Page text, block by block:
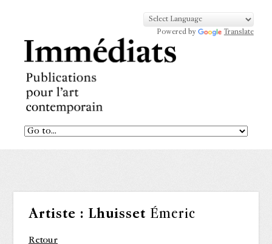
Powered by Translate
Artiste : Lhuisset Émeric
Retour